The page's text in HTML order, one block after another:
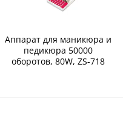
Аппарат для маникюра и
педикюра 50000
оборотов, 80W, ZS-718